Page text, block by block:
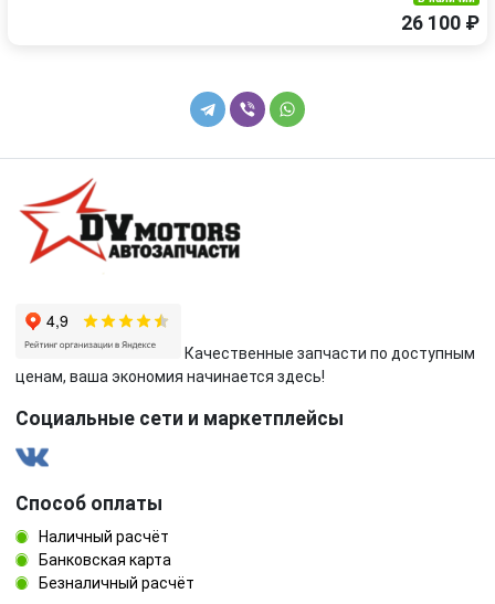
26 100 ₽
Качественные запчасти по доступным
ценам, ваша экономия начинается здесь!
Социальные сети и маркетплейсы
Способ оплаты
Наличный расчёт
Банковская карта
Безналичный расчёт